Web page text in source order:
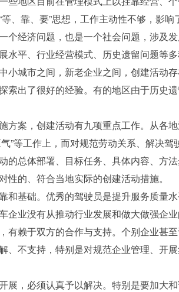
、靠、要”思想，工作主动性不够，影响
个经济问题，也是一个社会问题，涉及
水平、行业经营模式、历史遗留问题等
小城市之间，新老企业之间，创建活动
索出了很好的经验。有的地区由于历史
方案，创建活动有九项重点工作。从各
”等工作上，而对规范劳动关系、解决
的总体部署、目标任务、具体内容、方
的、符合当地实际的创建活动措施。
和基础。优秀的驾驶员是提升服务质量
企业没有从推动行业发展和做大做强企
有赖于双方的合作与支持。个别企业甚
、不支持，特别是对规范企业管理、开
，必须认真予以解决。特别是要加大